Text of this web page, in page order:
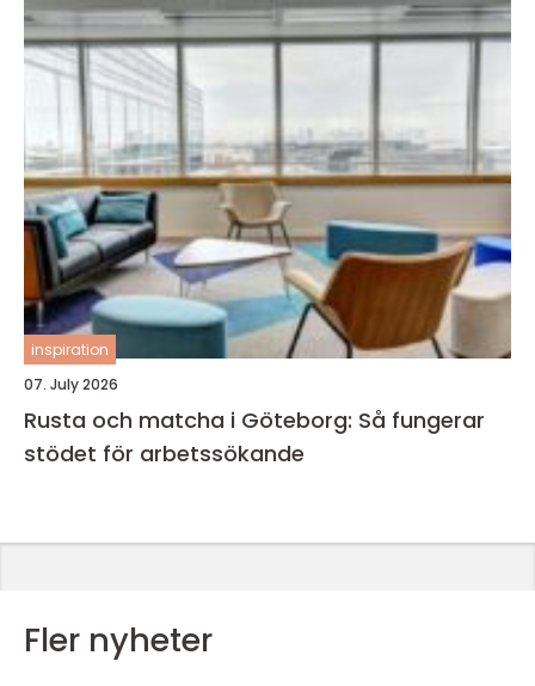
inspiration
07. July 2026
Rusta och matcha i Göteborg: Så fungerar
stödet för arbetssökande
Fler nyheter